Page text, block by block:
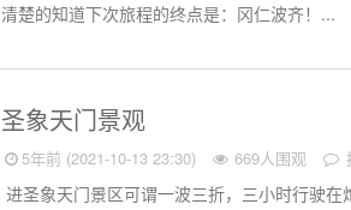
清楚的知道下次旅程的终点是：冈仁波齐！...
圣象天门景观
5年前 (2021-10-13 23:30) 669人围观
进圣象天门景区可谓一波三折，三小时行驶